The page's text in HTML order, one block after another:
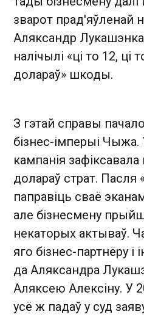
зварот прад'яўленай
Аляксандр
налічылі «ці то 12, ці
долараў» шкоды.
З гэтай справы
бізнес-імперыі Чыжа.
кампанія
долараў страт. Пасля
паправіць сваё
але бізнесмену
некаторых актываў.
яго бізнес-партнёру
да Аляксандра
Аляксею Алексіну. У
усё ж падаў у суд